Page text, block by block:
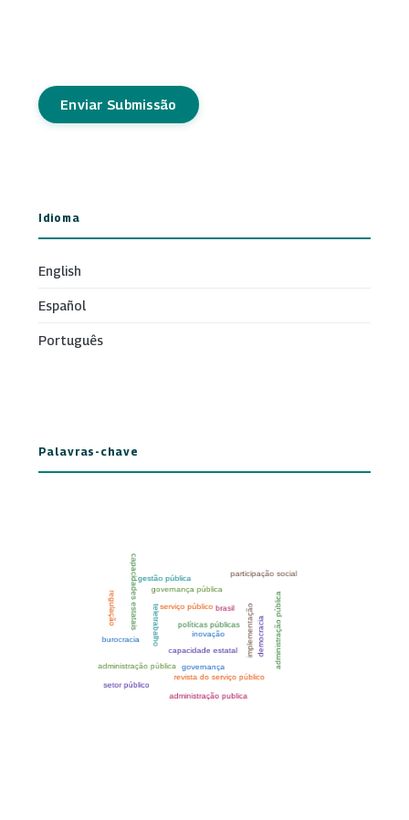
Enviar Submissão
Idioma
English
Español
Português
Palavras-chave